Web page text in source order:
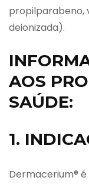
propilparabeno,
deionizada).
AOS
SAÚDE:
1.
Dermacerium®